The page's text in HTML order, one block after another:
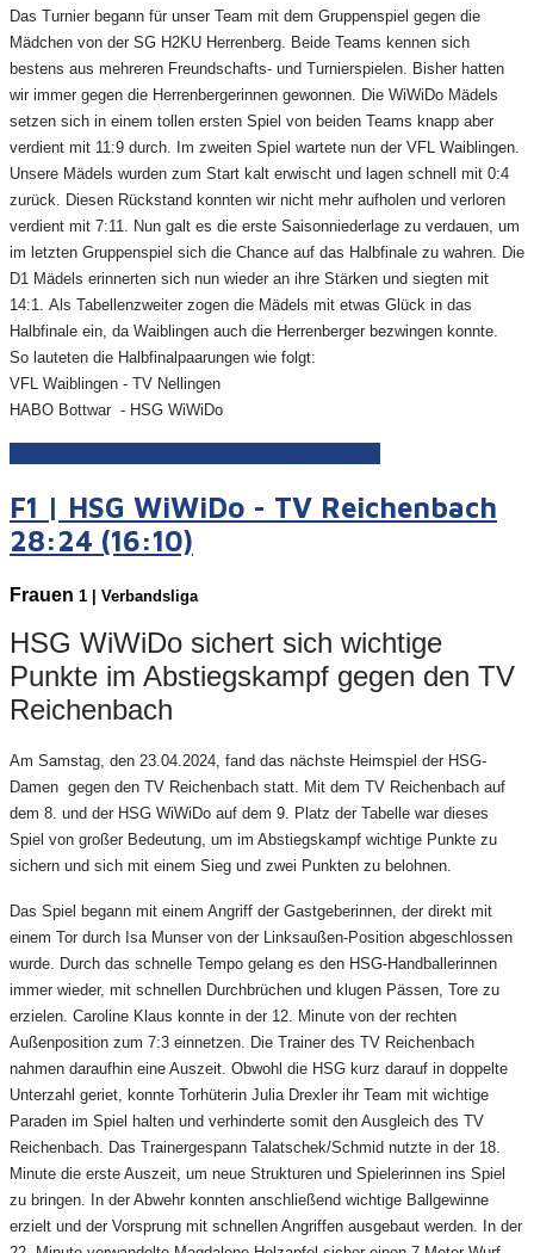
Das Turnier begann für unser Team mit dem Gruppenspiel gegen die
Mädchen von der SG H2KU Herrenberg. Beide Teams kennen sich
bestens aus mehreren Freundschafts- und Turnierspielen. Bisher hatten
wir immer gegen die Herrenbergerinnen gewonnen. Die WiWiDo Mädels
setzen sich in einem tollen ersten Spiel von beiden Teams knapp aber
verdient mit 11:9 durch. Im zweiten Spiel wartete nun der VFL Waiblingen.
Unsere Mädels wurden zum Start kalt erwischt und lagen schnell mit 0:4
zurück. Diesen Rückstand konnten wir nicht mehr aufholen und verloren
verdient mit 7:11. Nun galt es die erste Saisonniederlage zu verdauen, um
im letzten Gruppenspiel sich die Chance auf das Halbfinale zu wahren. Die
D1 Mädels erinnerten sich nun wieder an ihre Stärken und siegten mit
14:1. Als Tabellenzweiter zogen die Mädels mit etwas Glück in das
Halbfinale ein, da Waiblingen auch die Herrenberger bezwingen konnte.
So lauteten die Halbfinalpaarungen wie folgt:
VFL Waiblingen - TV Nellingen
HABO Bottwar - HSG WiWiDo
F1 | HSG WiWiDo - TV Reichenbach
28:24 (16:10)
Frauen 1 | Verbandsliga
HSG WiWiDo sichert sich wichtige
Punkte im Abstiegskampf gegen den TV
Reichenbach
Am Samstag, den 23.04.2024, fand das nächste Heimspiel der HSG-
Damen gegen den TV Reichenbach statt. Mit dem TV Reichenbach auf
dem 8. und der HSG WiWiDo auf dem 9. Platz der Tabelle war dieses
Spiel von großer Bedeutung, um im Abstiegskampf wichtige Punkte zu
sichern und sich mit einem Sieg und zwei Punkten zu belohnen.
Das Spiel begann mit einem Angriff der Gastgeberinnen, der direkt mit
einem Tor durch Isa Munser von der Linksaußen-Position abgeschlossen
wurde. Durch das schnelle Tempo gelang es den HSG-Handballerinnen
immer wieder, mit schnellen Durchbrüchen und klugen Pässen, Tore zu
erzielen. Caroline Klaus konnte in der 12. Minute von der rechten
Außenposition zum 7:3 einnetzen. Die Trainer des TV Reichenbach
nahmen daraufhin eine Auszeit. Obwohl die HSG kurz darauf in doppelte
Unterzahl geriet, konnte Torhüterin Julia Drexler ihr Team mit wichtige
Paraden im Spiel halten und verhinderte somit den Ausgleich des TV
Reichenbach. Das Trainergespann Talatschek/Schmid nutzte in der 18.
Minute die erste Auszeit, um neue Strukturen und Spielerinnen ins Spiel
zu bringen. In der Abwehr konnten anschließend wichtige Ballgewinne
erzielt und der Vorsprung mit schnellen Angriffen ausgebaut werden. In der